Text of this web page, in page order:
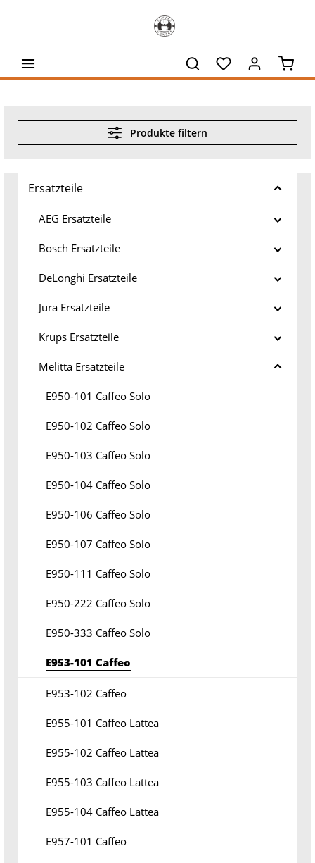
Produkte filtern
Ersatzteile
AEG Ersatzteile
Bosch Ersatzteile
DeLonghi Ersatzteile
Jura Ersatzteile
Krups Ersatzteile
Melitta Ersatzteile
E950-101 Caffeo Solo
E950-102 Caffeo Solo
E950-103 Caffeo Solo
E950-104 Caffeo Solo
E950-106 Caffeo Solo
E950-107 Caffeo Solo
E950-111 Caffeo Solo
E950-222 Caffeo Solo
E950-333 Caffeo Solo
E953-101 Caffeo
E953-102 Caffeo
E955-101 Caffeo Lattea
E955-102 Caffeo Lattea
E955-103 Caffeo Lattea
E955-104 Caffeo Lattea
E957-101 Caffeo